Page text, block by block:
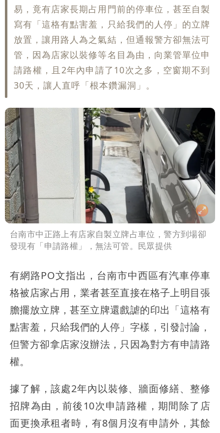
易，竟有店家長期占用門前的停車位，甚至自製
寫有「這格有點害羞，只給我們的人停」的立牌
放置，讓用路人為之氣結，但通報警方卻無法可
管，因為店家以裝修等名目為由，向業管單位申
請路權，且2年內申請了10次之多，空窗期不到
30天，讓人直呼「根本鑽漏洞」。
台南市中正路上有店家自製立牌占車位，警方到場卻
發現有「申請路權」，無法可管。民眾提供
有網路PO文指出，台南市中西區有汽車停車
格被店家占用，業者甚至直接在格子上明目張
膽擺放立牌，甚至立牌還戲謔的印出「這格有
點害羞，只給我們的人停」字樣，引發討論，
但警方卻拿店家沒辦法，只因為對方有申請路
權。
據了解，該處2年內以裝修、牆面修繕、整修
招牌為由，前後10次申請路權，期間除了店
面更換承租者時，有8個月沒有申請外，其餘